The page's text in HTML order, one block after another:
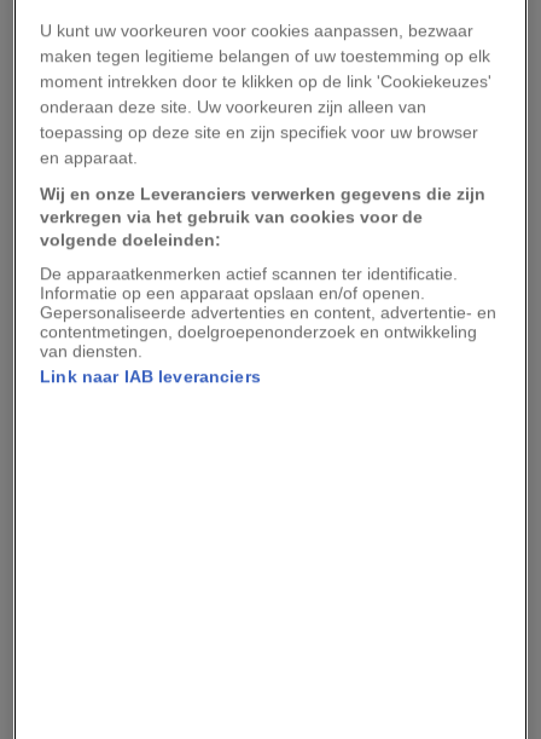
Doest je mee naar de Dam in Amsterdam, waar
hij zijn tips met je deelt.
Fotografietips van expert
Jasper Doest
Ben je klaar voor je deelname? ga dan snel naar
natgeofotowedstrijd.nl
wat meer inspiratie nodig? Bekijk hier al onze
artikelen overde fotowedstrijd.
U kunt uw voorkeuren voor cookies aanpassen, bezwaar
maken tegen legitieme belangen of uw toestemming op elk
moment intrekken door te klikken op de link 'Cookiekeuzes'
onderaan deze site. Uw voorkeuren zijn alleen van
toepassing op deze site en zijn specifiek voor uw browser
en apparaat.
Wij en onze Leveranciers verwerken gegevens die zijn
verkregen via het gebruik van cookies voor de
volgende doeleinden:
De apparaatkenmerken actief scannen ter identificatie.
Informatie op een apparaat opslaan en/of openen.
Gepersonaliseerde advertenties en content, advertentie- en
contentmetingen, doelgroepenonderzoek en ontwikkeling
van diensten.
Link naar IAB leveranciers